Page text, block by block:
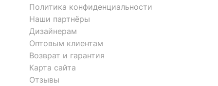
Политика конфиденциальности
Наши партнёры
Дизайнерам
Оптовым клиентам
Возврат и гарантия
Карта сайта
Отзывы